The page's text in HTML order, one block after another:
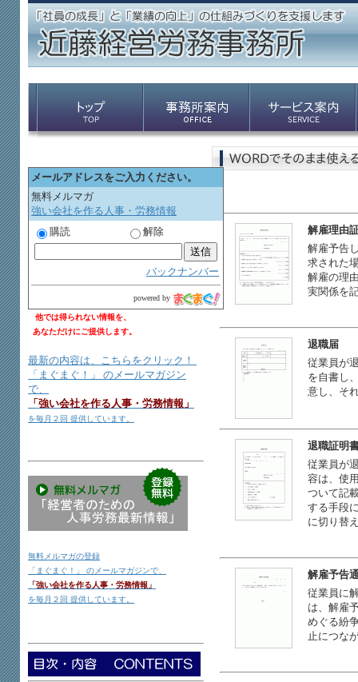
解雇理由
解雇予告
求された
解雇の理
実関係を
退職届
従業員が
を自書し
意し、そ
退職証明
従業員が
容は、使
ついて記
する手段
に切り替
解雇予告
従業員に
は、解雇
めぐる紛
止につな
メールアドレスをご入力ください。
無料メルマガ
強い会社を作る人事・労務情報
購読
解除
バックナンバー
powered by
他では得られない情報を、
あなただけにご提供します。
最新の内容は、こちらをクリック！
「まぐまぐ！」 のメールマガジン
で、
「強い会社を作る人事・労務情報」
を毎月２回 提供しています。
無料メルマガの登録
「まぐまぐ！」 のメールマガジンで、
「強い会社を作る人事・労務情報」
を毎月２回 提供しています。